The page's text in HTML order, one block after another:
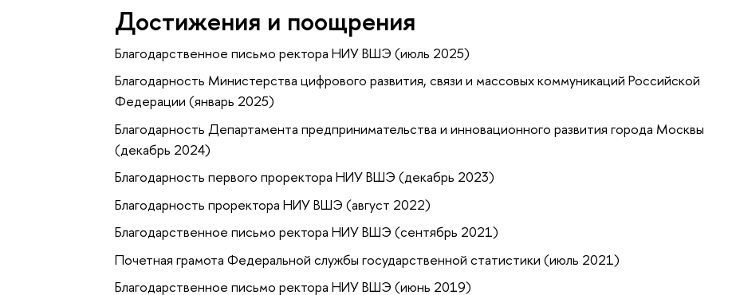
Достижения и поощрения
Благодарственное письмо ректора НИУ ВШЭ (июль 2025)
Благодарность Министерства цифрового развития, связи и массовых коммуникаций Российской
Федерации (январь 2025)
Благодарность Департамента предпринимательства и инновационного развития города Москвы
(декабрь 2024)
Благодарность первого проректора НИУ ВШЭ (декабрь 2023)
Благодарность проректора НИУ ВШЭ (август 2022)
Благодарственное письмо ректора НИУ ВШЭ (сентябрь 2021)
Почетная грамота Федеральной службы государственной статистики (июль 2021)
Благодарственное письмо ректора НИУ ВШЭ (июнь 2019)